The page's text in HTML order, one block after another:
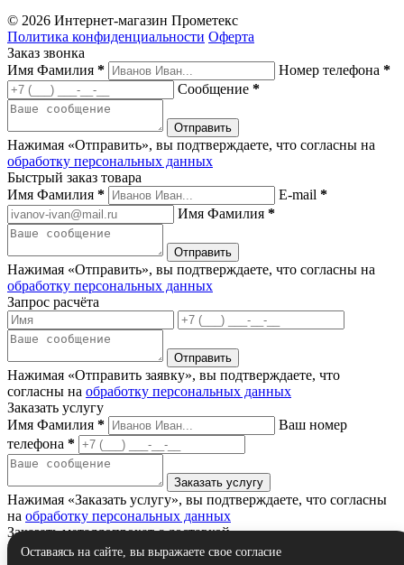
© 2026 Интернет-магазин Прометекс
Политика конфиденциальности Оферта
Заказ звонка
Имя Фамилия * Номер телефона *
Сообщение *
Нажимая «Отправить», вы подтверждаете, что согласны на
обработку персональных данных
Быстрый заказ товара
Имя Фамилия * E-mail *
Имя Фамилия *
Нажимая «Отправить», вы подтверждаете, что согласны на
обработку персональных данных
Запрос расчёта
Нажимая «Отправить заявку», вы подтверждаете, что
согласны на обработку персональных данных
Заказать услугу
Имя Фамилия *
Ваш номер
телефона *
Нажимая «Заказать услугу», вы подтверждаете, что согласны
на обработку персональных данных
Заказать металлопрокат с доставкой
Имя Фамилия*
Ваш номер
Оставаясь на сайте, вы выражаете свое согласие